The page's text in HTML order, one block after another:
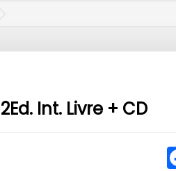
Int. Livre + CD